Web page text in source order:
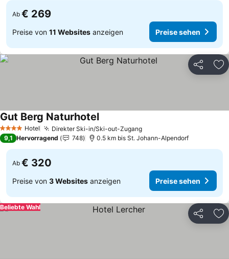
Ab € 269
Preise von 11 Websites anzeigen Preise sehen
Teilen
4 Sterne Hotel Direkter Ski-in/Ski-out-Zugang
Gut Berg Naturhotel
9,1 Hervorragend 748 0.5 km bis St. Johann-Alpendorf
Ab € 320
Preise von 3 Websites anzeigen Preise sehen
Teilen
Beliebte Wahl